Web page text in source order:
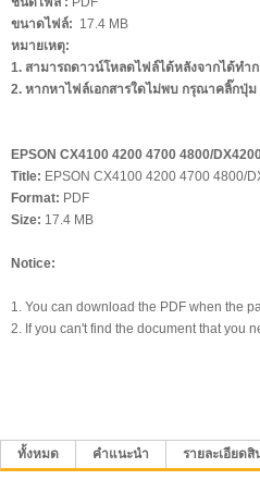
ขนาดไฟล์: 17.4 MB
หมายเหตุ:
1. สามารถดาวน์โหลดไฟล์ได้หลังจากได้ทำก
2. หากหาไฟล์เอกสารใดไม่พบ กรุณาคลิ๊กปุ่
EPSON CX4100 4200 4700 4800/
Title: EPSON CX4100 4200 4700 4800/
Format: PDF
Size: 17.4 MB
Notice:
1. You can download the PDF when the
2. If you can't find the document that you
ทั้งหมด คำแนะนำ รายละเอียดสิ